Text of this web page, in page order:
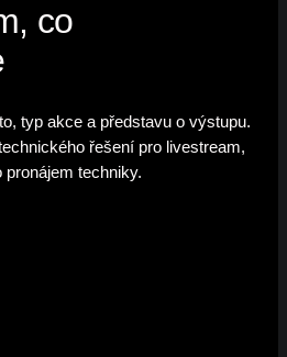
co
typ akce a představu o výstupu.
řešení pro livestream,
pronájem techniky.